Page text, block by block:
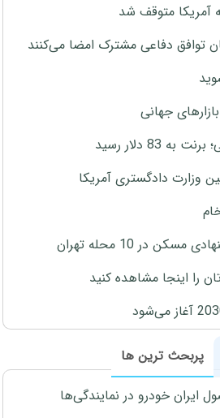
آمریکا متوقف شد
توافق دفاعی مشترک امضا می‌کنند
جهانی
83 دلار رسید
در 10 محله تهران
را اینجا مشاهده کنید
پربحث ترین ها